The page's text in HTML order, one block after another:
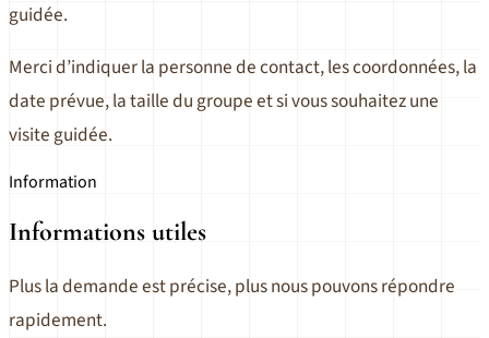
guidée.
Merci d’indiquer la personne de contact, les coordonnées, la
date prévue, la taille du groupe et si vous souhaitez une
visite guidée.
Information
Informations utiles
Plus la demande est précise, plus nous pouvons répondre
rapidement.